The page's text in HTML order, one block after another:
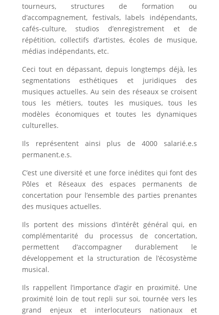
tourneurs, structures de formation ou
d’accompagnement, festivals, labels indépendants,
cafés-culture, studios d’enregistrement et de
répétition, collectifs d’artistes, écoles de musique,
médias indépendants, etc.
Ceci tout en dépassant, depuis longtemps déjà, les
segmentations esthétiques et juridiques des
musiques actuelles. Au sein des réseaux se croisent
tous les métiers, toutes les musiques, tous les
modèles économiques et toutes les dynamiques
culturelles.
Ils représentent ainsi plus de 4000 salarié.e.s
permanent.e.s.
C’est une diversité et une force inédites qui font des
Pôles et Réseaux des espaces permanents de
concertation pour l’ensemble des parties prenantes
des musiques actuelles.
Ils portent des missions d’intérêt général qui, en
complémentarité du processus de concertation,
permettent d’accompagner durablement le
développement et la structuration de l’écosystème
musical.
Ils rappellent l’importance d’agir en proximité. Une
proximité loin de tout repli sur soi, tournée vers les
grand enjeux et interlocuteurs nationaux et